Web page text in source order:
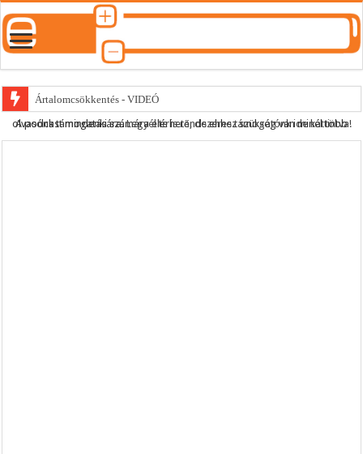
Ártalomcsökkentés - VIDEÓ
E-cigi használati szokások 2.0
A podcast mindenki számára elérhető, de ehhez szükség van minél több olvasónk támogatására.Legyél te is rendszeres támogatónk ide kattintva!